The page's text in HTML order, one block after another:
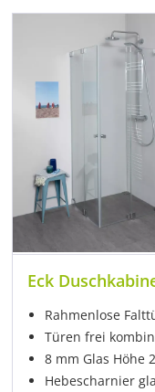
Eck
Rahmenlose
Türen frei
8 mm Glas Höhe
Hebescharnier